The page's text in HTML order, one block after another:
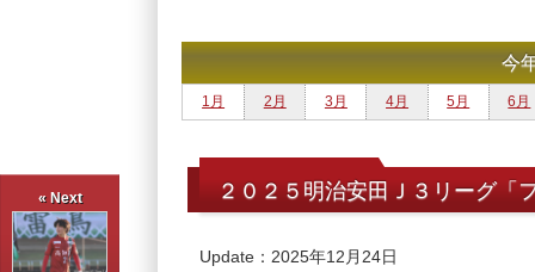
« Next
今
1月 2月 3月 4月 5月 6月
２０２５明治安田Ｊ３リーグ「
Update：2025年12月24日